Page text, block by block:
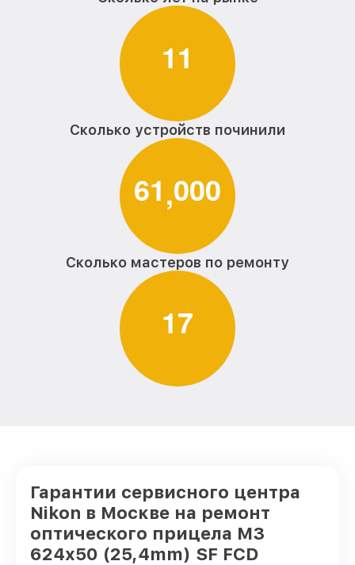
11
Сколько устройств починили
61,000
Сколько мастеров по ремонту
17
Гарантии сервисного центра
Nikon в Москве на ремонт
оптического прицела M3
624x50 (25,4mm) SF FCD